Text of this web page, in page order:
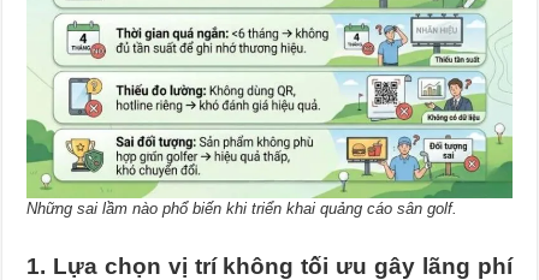
Những sai lầm nào phổ biến khi triển khai quảng cáo sân golf.
1. Lựa chọn vị trí không tối ưu gây lãng phí